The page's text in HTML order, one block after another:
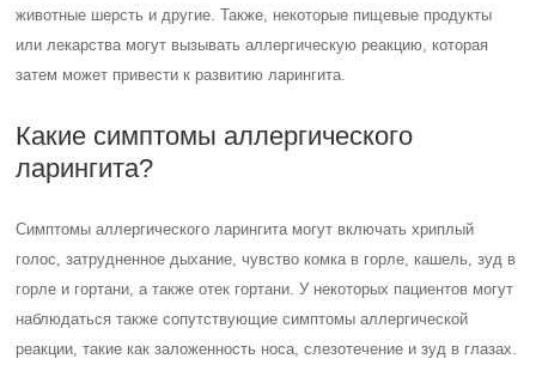
животные шерсть и другие. Также, некоторые пищевые продукты
или лекарства могут вызывать аллергическую реакцию, которая
затем может привести к развитию ларингита.
Какие симптомы аллергического
ларингита?
Симптомы аллергического ларингита могут включать хриплый
голос, затрудненное дыхание, чувство комка в горле, кашель, зуд в
горле и гортани, а также отек гортани. У некоторых пациентов могут
наблюдаться также сопутствующие симптомы аллергической
реакции, такие как заложенность носа, слезотечение и зуд в глазах.